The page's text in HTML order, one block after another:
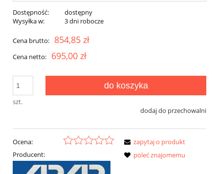
Dostępność:
dostępny
Wysyłka w:
3 dni robocze
Cena brutto: 854,85 zł
Cena netto: 695,00 zł
szt.
do koszyka
dodaj do przechowalni
Ocena:
Producent:
zapytaj o produkt
poleć znajomemu